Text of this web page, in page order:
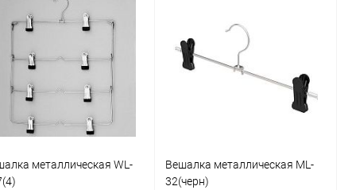
металлическая WL-
Вешалка металлическая ML-
32(черн)